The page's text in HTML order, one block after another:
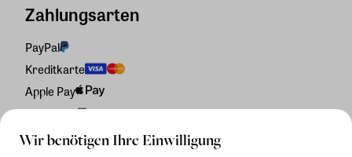
Wir benötigen Ihre Einwilligung
Zahlungsarten
PayPal
Kreditkarte
Apple Pay
Rechnung